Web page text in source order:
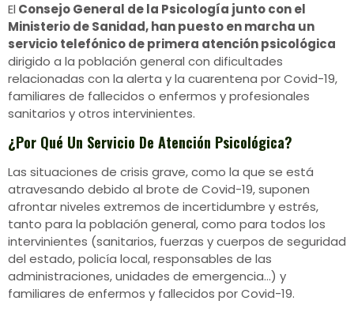
El Consejo General de la Psicología junto con el
Ministerio de Sanidad, han puesto en marcha un
servicio telefónico de primera atención psicológica
dirigido a la población general con dificultades
relacionadas con la alerta y la cuarentena por Covid-19,
familiares de fallecidos o enfermos y profesionales
sanitarios y otros intervinientes.
¿Por Qué Un Servicio De Atención Psicológica?
Las situaciones de crisis grave, como la que se está
atravesando debido al brote de Covid-19, suponen
afrontar niveles extremos de incertidumbre y estrés,
tanto para la población general, como para todos los
intervinientes (sanitarios, fuerzas y cuerpos de seguridad
del estado, policía local, responsables de las
administraciones, unidades de emergencia…) y
familiares de enfermos y fallecidos por Covid-19.